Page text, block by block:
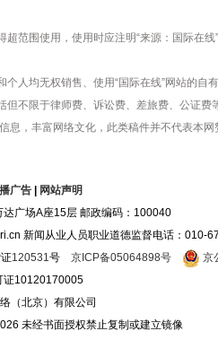
范围使用，使用时应注明“来源：国际在
人均无权销售、使用“国际在线”网站的自
不限于律师费、诉讼费、差旅费、公证费
，丰富网络文化，此类稿件并不代表本网
广告|
网站声明
广场A座15层 邮政编码：100040
新闻从业人员职业道德监督电话：010-
120531号 京ICP备05064898号
京
证10120170005
（北京）有限公司
未经书面授权禁止复制或建立镜像